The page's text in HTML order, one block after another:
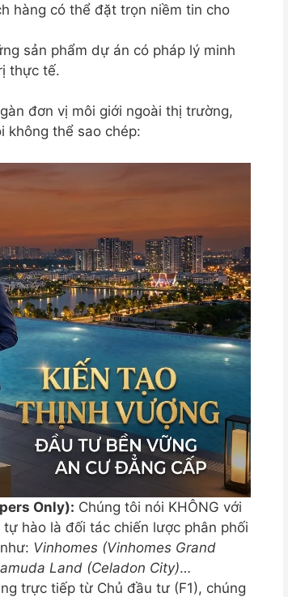
hàng có thể đặt trọn niềm tin cho
sản phẩm dự án có pháp lý minh
thực tế.
đơn vị môi giới ngoài thị trường,
không thể sao chép:
Only): Chúng tôi nói KHÔNG với
hào là đối tác chiến lược phân phối
Vinhomes (Vinhomes Grand
Land (Celadon City)…
trực tiếp từ Chủ đầu tư (F1), chúng